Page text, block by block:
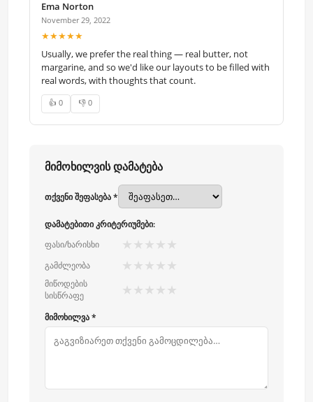
Ema Norton
November 29, 2022
★★★★★
Usually, we prefer the real thing — real butter, not
margarine, and so we'd like our layouts to be filled with
real words, with thoughts that count.
👍 0 👎 0
მიმოხილვის დამატება
თქვენი შეფასება *
დამატებითი კრიტერიუმები:
ფასი/ხარისხი
★ ★ ★ ★ ★
გამძლეობა ★ ★ ★ ★ ★
მიწოდების
სისწრაფე
★ ★ ★ ★ ★
მიმოხილვა *